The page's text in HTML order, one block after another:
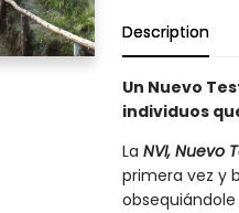
Description
Un Nuevo
individuos
La NVI, Nuevo
primera vez y